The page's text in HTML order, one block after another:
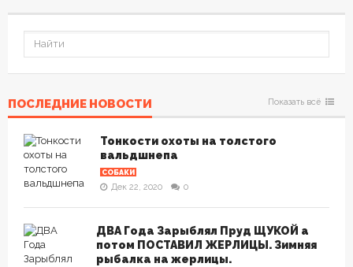
ПОСЛЕДНИЕ НОВОСТИ Показать всё
Тонкости охоты на толстого
вальдшнепа
СОБАКИ
Дек 22, 2020 0
ДВА Года Зарыблял Пруд ЩУКОЙ а
потом ПОСТАВИЛ ЖЕРЛИЦЫ. Зимняя
рыбалка на жерлицы.